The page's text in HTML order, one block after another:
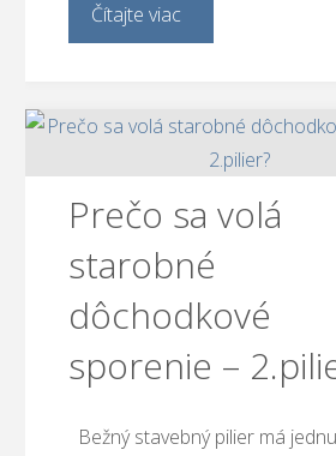
Čítajte viac
Prečo sa volá
starobné
dôchodkové
sporenie –
Bežný stavebný pilier má